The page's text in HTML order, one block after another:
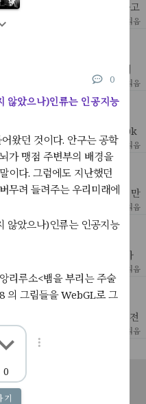
였다. 어느 분야에서는 천재라고
만달러를 손에 쥔 그는 이제
음 그를 알게된건 2013
2026년 2월 3일 읽음
걸으며 32킬로 지점까지 계
마지막 10킬로부터 역주하는
'달리는 중 걷는건 패배자
2023년 7월 31일 읽음
스- 고글 준비- 훈련중에는 30k
서만 달린다.- 격주로 30km를
한다.- 피로가
용&가정 ] 5 2023년 7월 31일 읽음
로젝트
돌아가는 코드가 없지만그 만
맛이있다.특히 이미지에서 캡
트레이닝 시켜 새로운 미디
] 2023년 5월 7일 읽음
지는 142가지 데이터셋
것도 꽤나 아카데믹하고 역사
뿐만 아니라 그 누구에게도 쉬
가장 고초를 겪고 있는 것은 '
2023년 4월 16일 읽음
뛴다
마도 코로나가 터지기 바로 전
가의 강연을 들었다.작가님은
(?) 귀신에 대한 난생처음
·소설) ] 2023년 4월 16일 읽음
너무나 의심하는 것도 이상하
도 그건 과거 클론의 범행이지
시·소설) ]
터
0
않았으나)인류는 인공지능
왔던 것이다. 안구는 공학
가 맹점 주변부의 배경을
이다. 그럼에도 지난했던
무려 들려주는 우리미래에
않았으나)인류는 인공지능
리루소<뱀을 부리는 주술
의 그림들을 WebGL로 그
0
기